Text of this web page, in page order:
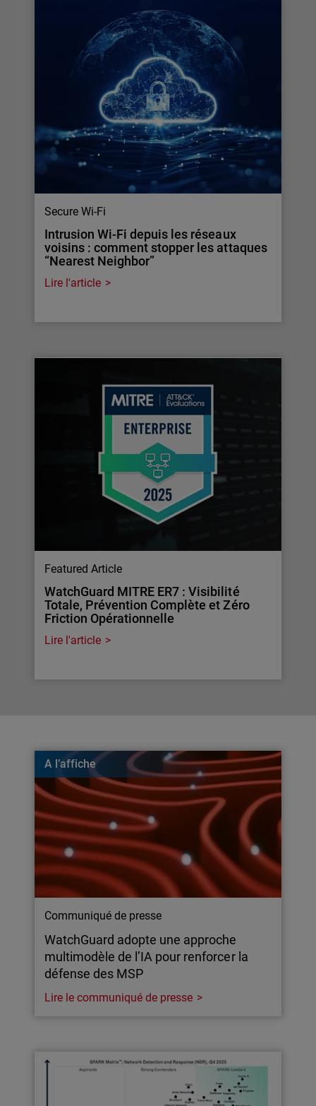
Secure Wi-Fi
Intrusion Wi-Fi depuis les réseaux
voisins : comment stopper les attaques
“Nearest Neighbor”
Lire l'article
Featured Article
WatchGuard MITRE ER7 : Visibilité
Totale, Prévention Complète et Zéro
Friction Opérationnelle
Lire l'article
A l’affiche
Communiqué de presse
WatchGuard adopte une approche
multimodèle de l’IA pour renforcer la
défense des MSP
Lire le communiqué de presse